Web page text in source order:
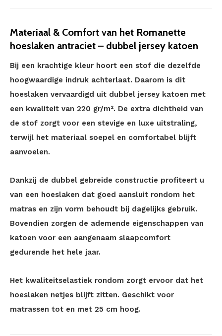
Materiaal & Comfort van het Romanette
hoeslaken antraciet – dubbel jersey katoen
Bij een krachtige kleur hoort een stof die dezelfde
hoogwaardige indruk achterlaat. Daarom is dit
hoeslaken vervaardigd uit dubbel jersey katoen met
een kwaliteit van 220 gr/m². De extra dichtheid van
de stof zorgt voor een stevige en luxe uitstraling,
terwijl het materiaal soepel en comfortabel blijft
aanvoelen.
Dankzij de dubbel gebreide constructie profiteert u
van een hoeslaken dat goed aansluit rondom het
matras en zijn vorm behoudt bij dagelijks gebruik.
Bovendien zorgen de ademende eigenschappen van
katoen voor een aangenaam slaapcomfort
gedurende het hele jaar.
Het kwaliteitselastiek rondom zorgt ervoor dat het
hoeslaken netjes blijft zitten. Geschikt voor
matrassen tot en met 25 cm hoog.